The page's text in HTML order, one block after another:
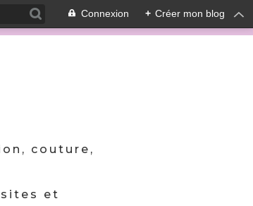
Connexion + Créer mon blog
couture,
et